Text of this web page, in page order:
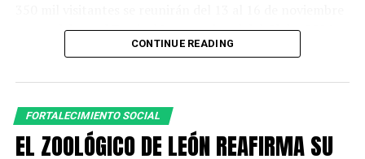
para celebrar el Festival Internacional del Globo 2026,
en el marco de los 450 años de la ciudad.
Durante 4 días, los ojos de todo el mundo se posarán en
el Parque Metropolitano de León, en una edición
especial que se suma a la conmemoración por los 450
años de la fundación de la ciudad.
CONTINUE READING
FORTALECIMIENTO SOCIAL
EL ZOOLÓGICO DE LEÓN REAFIRMA SU